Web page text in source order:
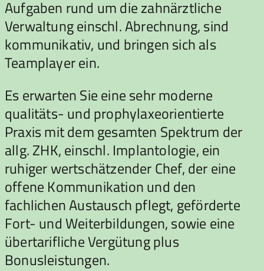
Aufgaben rund um die zahnärztliche
Verwaltung einschl. Abrechnung, sind
kommunikativ, und bringen sich als
Teamplayer ein.
Es erwarten Sie eine sehr moderne
qualitäts- und prophylaxeorientierte
Praxis mit dem gesamten Spektrum der
allg. ZHK, einschl. Implantologie, ein
ruhiger wertschätzender Chef, der eine
offene Kommunikation und den
fachlichen Austausch pflegt, geförderte
Fort- und Weiterbildungen, sowie eine
übertarifliche Vergütung plus
Bonusleistungen.